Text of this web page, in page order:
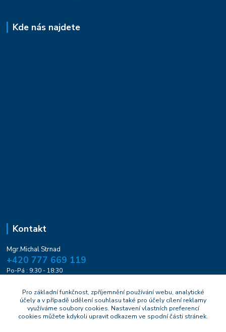
Kde nás najdete
Kontakt
Mgr.Michal Strnad
+420 777 669 119
Po-Pá : 9:30 - 18:30
naturesa@email.cz
Pro základní funkčnost, zpříjemnění používání webu, analytické
účely a v případě udělení souhlasu také pro účely cílení reklamy
využíváme soubory cookies. Nastavení vlastních preferencí
cookies můžete kdykoli upravit odkazem ve spodní části stránek.